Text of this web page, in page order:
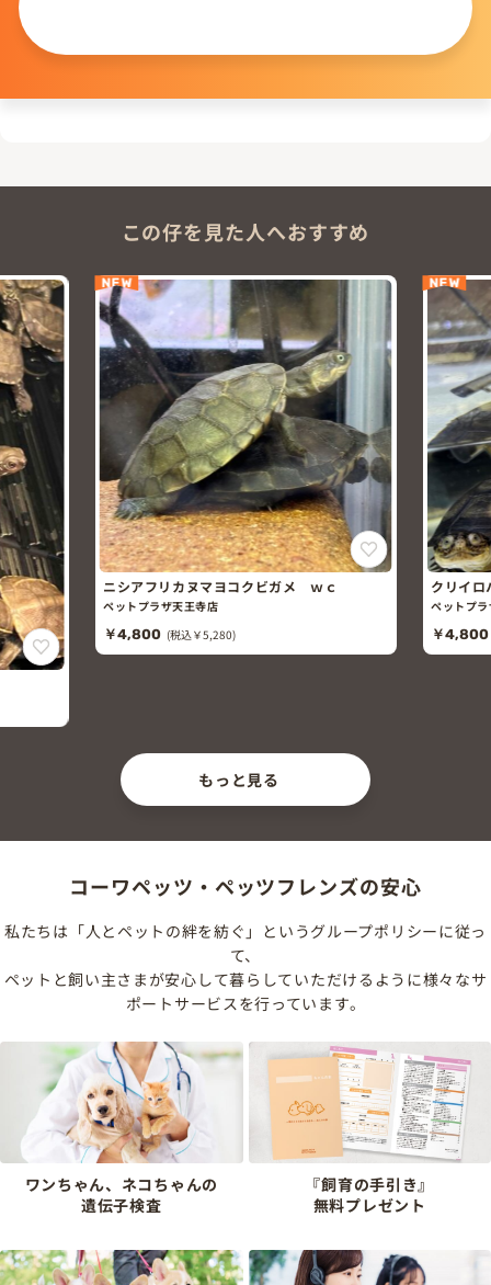
この仔を見た人へおすすめ
リカヌマヨコクビガメ ｗｃ
ザ天王寺店
(税込￥5,280)
NEW
クリイロハコヨコクビガメ ｗｃ
もっと見る
コーワペッツ・ペッツフレンズの安心
私たちは「人とペットの絆を紡ぐ」というグループポリシーに従っ
て、
ペットと飼い主さまが安心して暮らしていただけるように様々なサ
ポートサービスを行っています。
ワンちゃん、ネコちゃんの
遺伝子検査
『飼育の手引き』
無料プレゼント